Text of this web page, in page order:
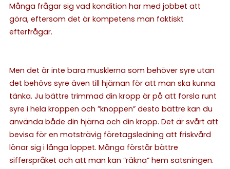
Många frågar sig vad kondition har med jobbet att
göra, eftersom det är kompetens man faktiskt
efterfrågar.
Men det är inte bara musklerna som behöver syre utan
det behövs syre även till hjärnan för att man ska kunna
tänka. Ju bättre trimmad din kropp är på att forsla runt
syre i hela kroppen och ”knoppen” desto bättre kan du
använda både din hjärna och din kropp. Det är svårt att
bevisa för en motsträvig företagsledning att friskvård
lönar sig i långa loppet. Många förstår bättre
sifferspråket och att man kan ”räkna” hem satsningen.